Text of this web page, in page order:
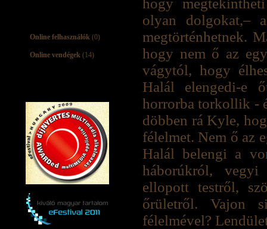
Online felhasználók (0)
Online vendégek (14)
hogy
olyan dolgokat,–
megtörténhetnek.
hogy nem ő az
vágytól, hogy
Halál elengedi-e
horrorba torkollik -
döbben rá Kyle,
félelmet. Nem ő az
Halál belengi a
háborúkról, vegyi
ellopott testről,
őrületről. Vajon
félelmével?